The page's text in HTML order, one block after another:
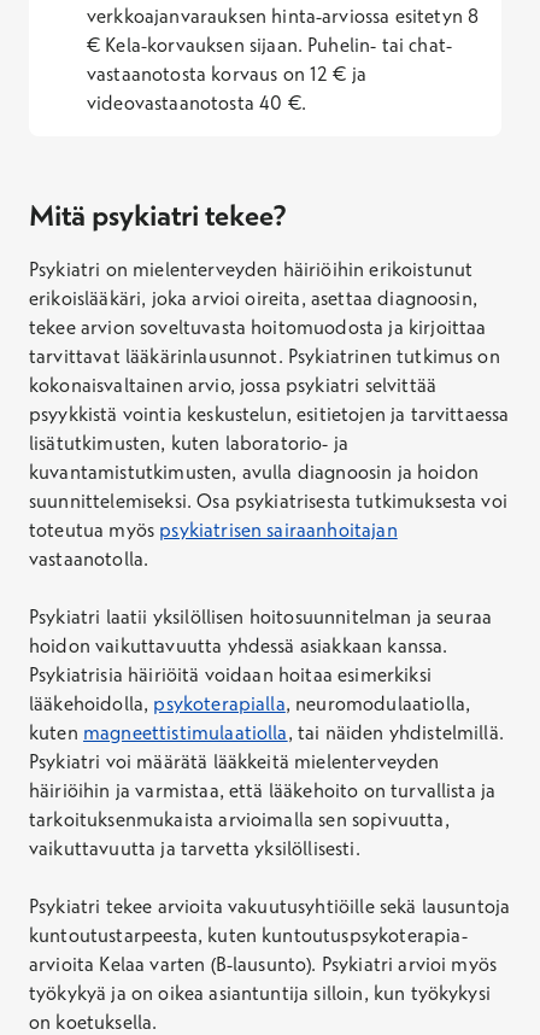
verkkoajanvarauksen hinta-arviossa esitetyn 8
€ Kela-korvauksen sijaan. Puhelin- tai chat-
vastaanotosta korvaus on 12 € ja
videovastaanotosta 40 €.
Mitä psykiatri tekee?
Psykiatri on mielenterveyden häiriöihin erikoistunut
erikoislääkäri, joka arvioi oireita, asettaa diagnoosin,
tekee arvion soveltuvasta hoitomuodosta ja kirjoittaa
tarvittavat lääkärinlausunnot. Psykiatrinen tutkimus on
kokonaisvaltainen arvio, jossa psykiatri selvittää
psyykkistä vointia keskustelun, esitietojen ja tarvittaessa
lisätutkimusten, kuten laboratorio- ja
kuvantamistutkimusten, avulla diagnoosin ja hoidon
suunnittelemiseksi. Osa psykiatrisesta tutkimuksesta voi
toteutua myös psykiatrisen sairaanhoitajan
vastaanotolla.
Psykiatri laatii yksilöllisen hoitosuunnitelman ja seuraa
hoidon vaikuttavuutta yhdessä asiakkaan kanssa.
Psykiatrisia häiriöitä voidaan hoitaa esimerkiksi
lääkehoidolla, psykoterapialla, neuromodulaatiolla,
kuten magneettistimulaatiolla, tai näiden yhdistelmillä.
Psykiatri voi määrätä lääkkeitä mielenterveyden
häiriöihin ja varmistaa, että lääkehoito on turvallista ja
tarkoituksenmukaista arvioimalla sen sopivuutta,
vaikuttavuutta ja tarvetta yksilöllisesti.
Psykiatri tekee arvioita vakuutusyhtiöille sekä lausuntoja
kuntoutustarpeesta, kuten kuntoutuspsykoterapia-
arvioita Kelaa varten (B-lausunto). Psykiatri arvioi myös
työkykyä ja on oikea asiantuntija silloin, kun työkykysi
on koetuksella.